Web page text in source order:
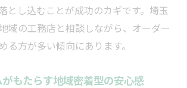
とし込むことが成功のカギです。埼玉
域の工務店と相談しながら、オーダー
る方が多い傾向にあります。
もたらす地域密着型の安心感